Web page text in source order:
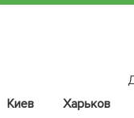
Киев Харьков